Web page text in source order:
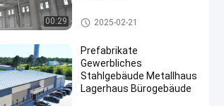
00:29 Metallbaubau
2025-02-21
Prefabrikate
Gewerbliches
Stahlgebäude Metallhaus
Lagerhaus Bürogebäude